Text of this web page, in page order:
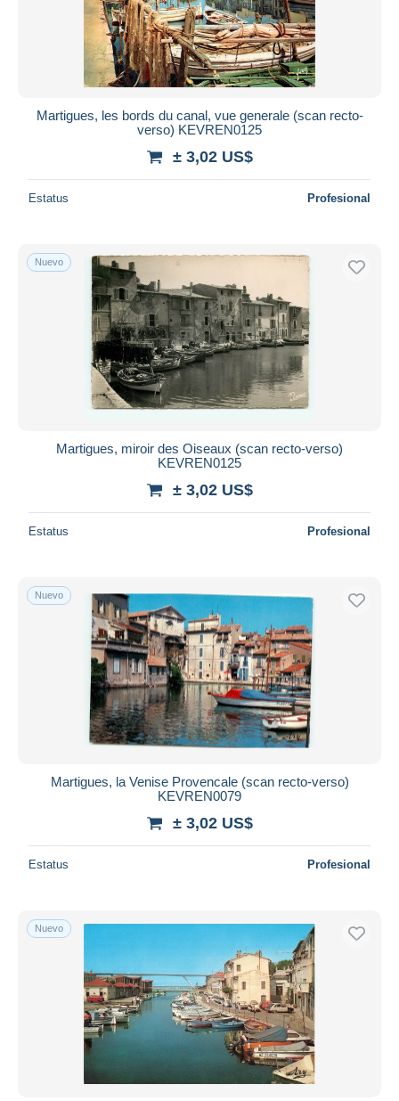
Martigues, les bords du canal, vue generale (scan recto-
verso) KEVREN0125
± 3,02 US$
Estatus Profesional
Nuevo
Martigues, miroir des Oiseaux (scan recto-verso)
KEVREN0125
± 3,02 US$
Estatus Profesional
Nuevo
Martigues, la Venise Provencale (scan recto-verso)
KEVREN0079
± 3,02 US$
Estatus Profesional
Nuevo